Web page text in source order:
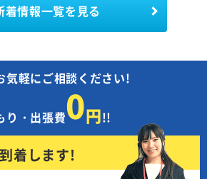
着情報一覧を見る
気軽にご相談ください!
り・出張費0円!!
到着します!